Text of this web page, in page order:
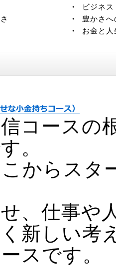
ビジネス
豊かさ
お金と
コースの
。
からスタ
、仕事や
新しい考
スです。